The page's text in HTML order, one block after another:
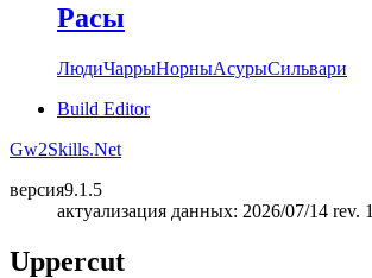
Расы
ЛюдиЧаррыНорныАсурыСильвари
Build Editor
Gw2Skills.Net
версия9.1.5
актуализация данных: 2026/07/14 rev. 1
Uppercut